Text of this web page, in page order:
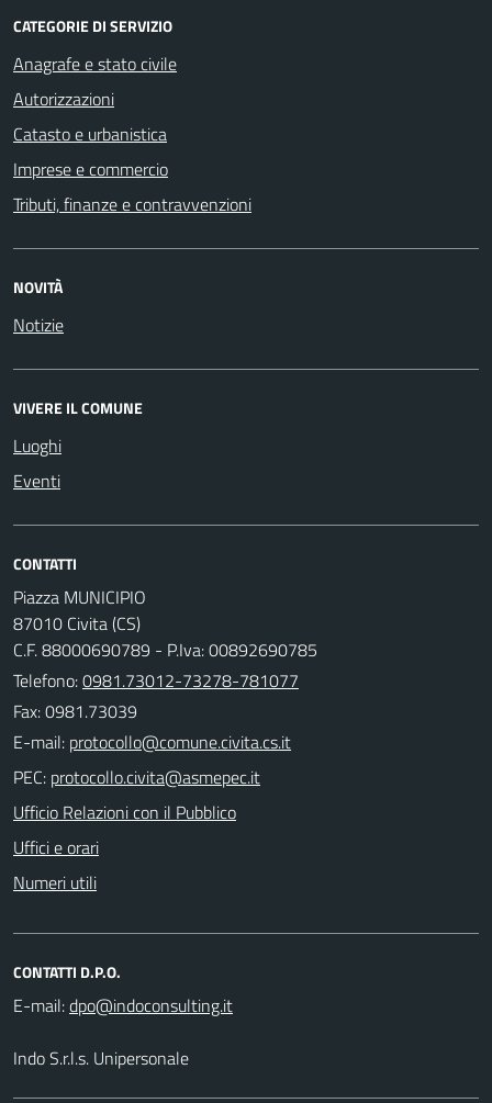
CATEGORIE DI SERVIZIO
Anagrafe e stato civile
Autorizzazioni
Catasto e urbanistica
Imprese e commercio
Tributi, finanze e contravvenzioni
NOVITÀ
Notizie
VIVERE IL COMUNE
Luoghi
Eventi
CONTATTI
Piazza MUNICIPIO
87010 Civita (CS)
C.F. 88000690789 - P.Iva: 00892690785
Telefono:0981.73012-73278-781077
Fax: 0981.73039
E-mail:
PEC:
Ufficio Relazioni con il Pubblico
Uffici e orari
Numeri utili
CONTATTI D.P.O.
E-mail:
Indo S.r.l.s. Unipersonale